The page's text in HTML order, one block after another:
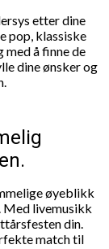
etter dine
pop, klassiske
med å finne de
dine ønsker og
øyeblikk
Med livemusikk
din.
match til